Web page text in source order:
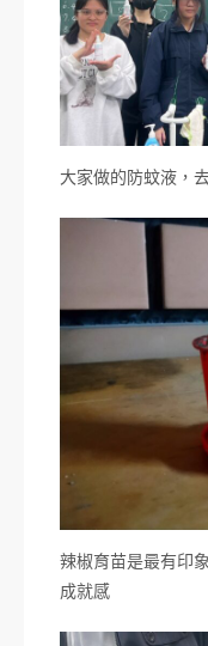
大家做的防蚊液，
辣椒育苗是最有印
成就感